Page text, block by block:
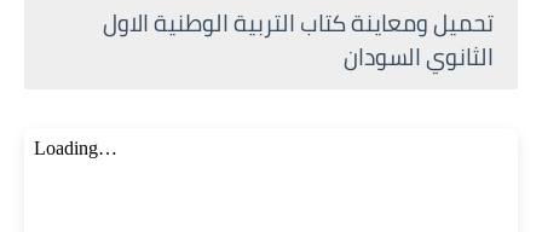
تحميل ومعاينة كتاب التربية الوطنية الاول
الثانوي السودان